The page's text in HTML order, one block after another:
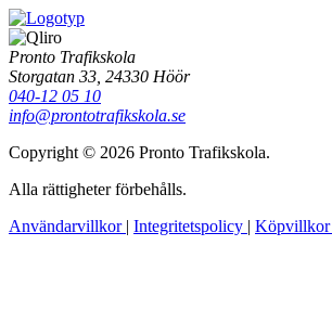
Pronto Trafikskola
Storgatan 33, 24330 Höör
040-12 05 10
info@prontotrafikskola.se
Copyright © 2026 Pronto Trafikskola.
Alla rättigheter förbehålls.
Användarvillkor | Integritetspolicy | Köpvillkor